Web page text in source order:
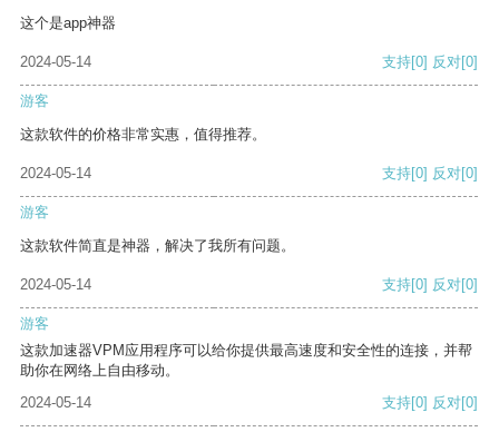
这个是app神器
2024-05-14 支持[0] 反对[0]
游客
这款软件的价格非常实惠，值得推荐。
2024-05-14 支持[0] 反对[0]
游客
这款软件简直是神器，解决了我所有问题。
2024-05-14 支持[0] 反对[0]
游客
这款加速器VPM应用程序可以给你提供最高速度和安全性的连接，并帮
助你在网络上自由移动。
2024-05-14
支持[0] 反对[0]